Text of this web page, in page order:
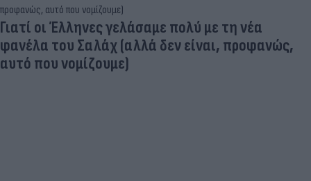
Γιατί οι Έλληνες γελάσαμε πολύ με τη νέα
φανέλα του Σαλάχ (αλλά δεν είναι, προφανώς,
αυτό που νομίζουμε)